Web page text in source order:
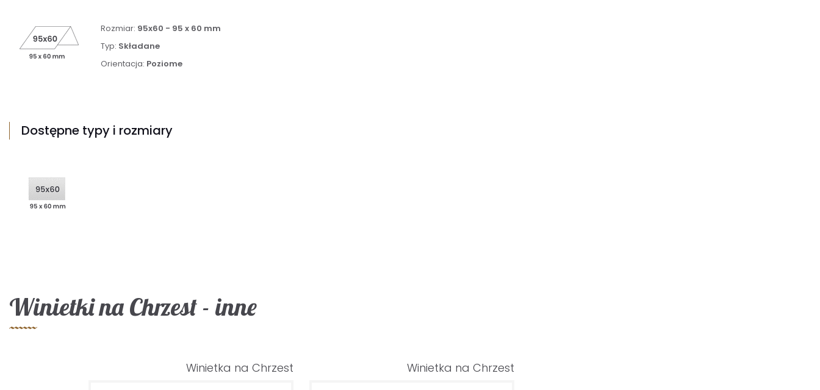
Rozmiar: 95x60 - 95 x 60 mm
Typ: Składane
Orientacja: Poziome
Dostępne typy i rozmiary
Winietki na Chrzest - inne
Winietka na Chrzest Winietka na Chrzest